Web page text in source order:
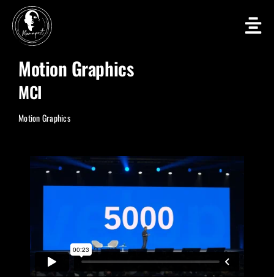
Inhalt
springen
Motion Graphics
MCI
Motion Graphics